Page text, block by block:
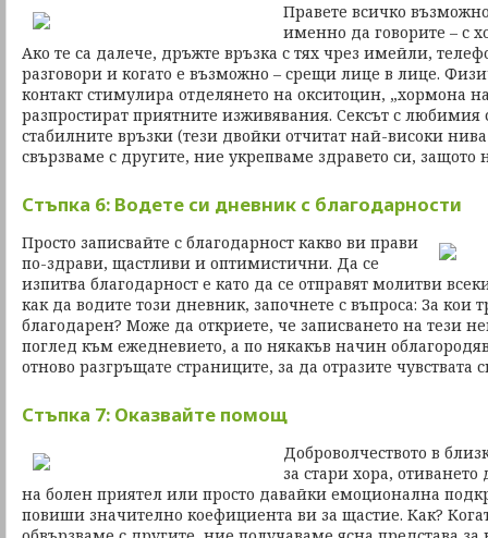
Правете всичко
именно да говорите – с
Ако те са далече, дръжте връзка с тях чрез имейли,
разговори и когато е възможно – срещи лице в лице.
контакт стимулира отделянето на окситоцин, „хормона
разпростират приятните изживявания. Сексът с
стабилните връзки (тези двойки отчитат най-високи
свързваме с другите, ние укрепваме здравето си, защото
Стъпка 6: Водете си дневник с благодарности
Просто записвайте с благодарност какво ви прави
по-здрави, щастливи и оптимистични. Да се
изпитва благодарност е като да се отправят молитви
как да водите този дневник, започнете с въпроса: За кои
благодарен? Може да откриете, че записването на тези
поглед към ежедневието, а по някакъв начин
отново разгръщате страниците, за да отразите чувствата
Стъпка 7: Оказвайте помощ
Доброволчеството в
за стари хора, отиването
на болен приятел или просто давайки емоционална
повиши значително коефициента ви за щастие. Как?